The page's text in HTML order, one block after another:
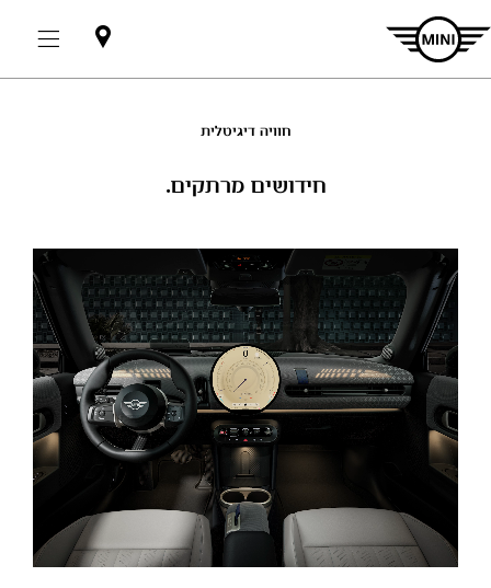
אולמות
תצוגה
חוויה דיגיטלית
חידושים מרתקים.